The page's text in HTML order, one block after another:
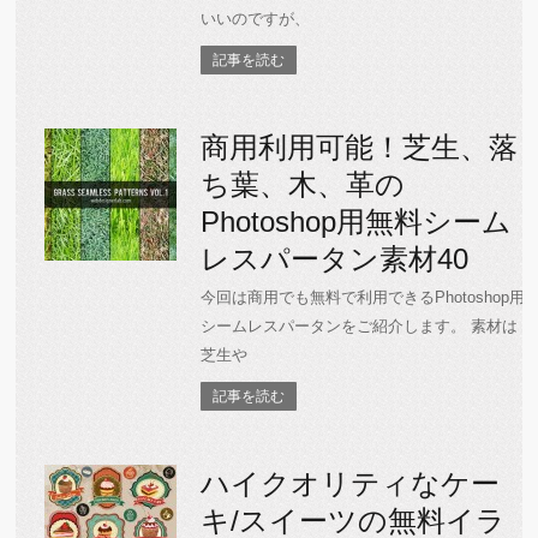
いいのですが、
記事を読む
商用利用可能！芝生、落
ち葉、木、革の
Photoshop用無料シーム
レスパータン素材40
今回は商用でも無料で利用できるPhotoshop用
シームレスパータンをご紹介します。 素材は
芝生や
記事を読む
ハイクオリティなケー
キ/スイーツの無料イラ